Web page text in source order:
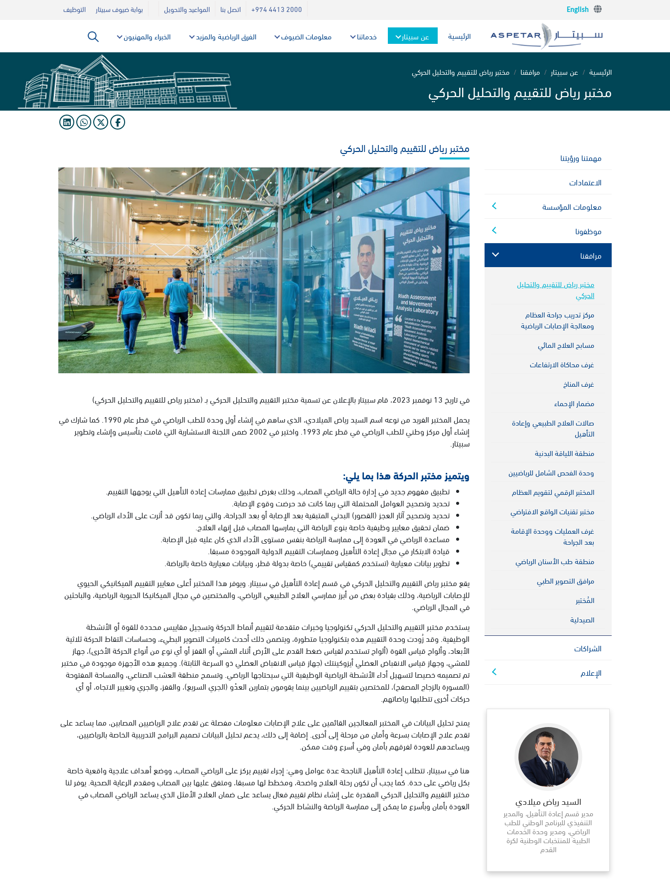
+974 4413 2000 اتصل بنا المواعيد والتحويل بوابة ضيوف سبيتار التوظيف English
الرئيسية عن سبيتار خدماتنا معلومات الضيوف الفرق الرياضية والمزيد الخبراء والمهنيون
الرئيسية عن سبيتار مرافقنا مختبر رياض للتقييم والتحليل الحركي
مختبر رياض للتقييم والتحليل الحركي
مهمتنا ورؤيتنا
الاعتمادات
معلومات المؤسسة
موظفونا
مرافقنا
مختبر رياض للتقييم والتحليل
الحركي
مركز تدريب جراحة العظام
ومعالجة الإصابات الرياضية
مسابح العلاج المائي
غرف محاكاة الارتفاعات
غرف المناخ
مضمار الإحماء
صالات العلاج الطبيعي وإعادة
التأهيل
منطقة اللياقة البدنية
وحدة الفحص الشامل للرياضيين
المختبر الرقمي لتقويم العظام
مختبر تقنيات الواقع الافتراضي
غرف العمليات ووحدة الإقامة
بعد الجراحة
منطقة طب الأسنان الرياضي
مرافق التصوير الطبي
المُختبر
الصيدلية
الشراكات
الإعلام
السيد رياض ميلادي
مدير قسم إعادة التأهيل، والمدير
التنفيذي للبرنامج الوطني للطب
الرياضي، ومدير وحدة الخدمات
الطبية للمنتخبات الوطنية لكرة
القدم
مختبر رياض للتقييم والتحليل الحركي
في تاريخ 13 نوفمبر 2023، قام سبيتار بالإعلان عن تسمية مختبر التقييم والتحليل الحركي بـ (مختبر رياض للتقييم والتحليل الحركي)
يحمل المختبر الفريد من نوعه اسم السيد رياض الميلادي، الذي ساهم في إنشاء أول وحدة للطب الرياضي في قطر عام 1990. كما شارك في
إنشاء أول مركز وطني للطب الرياضي في قطر عام 1993. واختير في 2002 ضمن اللجنة الاستشارية التي قامت بتأسيس وإنشاء وتطوير
سبيتار.
ويتميز مختبر الحركة هذا بما يلي:
تطبيق مفهوم جديد في إدارة حالة الرياضي المصاب، وذلك بغرض تطبيق ممارسات إعادة التأهيل التي يوجهها التقييم.
تحديد وتصحيح العوامل المحتملة التي ربما كانت قد حرضت وقوع الإصابة.
تحديد وتصحيح آثار العجز (القصور) البدني المتبقية بعد الإصابة أو بعد الجراحة، والتي ربما تكون قد أثرت على الأداء الرياضي.
ضمان تحقيق معايير وظيفية خاصة بنوع الرياضة التي يمارسها المصاب قبل إنهاء العلاج.
مساعدة الرياضي في العودة إلى ممارسة الرياضة بنفس مستوى الأداء الذي كان عليه قبل الإصابة.
قيادة الابتكار في مجال إعادة التأهيل وممارسات التقييم الدولية الموجودة مسبقا.
تطوير بيانات معيارية (تستخدم كمقياس تقييمي) خاصة بدولة قطر، وبيانات معيارية خاصة بالرياضة.
يقع مختبر رياض التقييم والتحليل الحركي في قسم إعادة التأهيل في سبيتار. ويوفر هذا المختبر أعلى معايير التقييم الميكانيكي الحيوي
للإصابات الرياضية، وذلك بقيادة بعض من أبرز ممارسي العلاج الطبيعي الرياضي، والمختصين في مجال الميكانيكا الحيوية الرياضية، والباحثين
في المجال الرياضي.
يستخدم مختبر التقييم والتحليل الحركي تكنولوجيا وخبرات متقدمة لتقييم أنماط الحركة وتسجيل مقاييس محددة للقوة أو الأنشطة
الوظيفية. وقد زُودت وحدة التقييم هذه بتكنولوجيا متطورة، ويتضمن ذلك أحدث كاميرات التصوير البطيء، وحساسات التقاط الحركة ثلاثية
الأبعاد، وألواح قياس القوة (ألواح تستخدم لقياس ضغط القدم على الأرض أثناء المشي أو القفز أو أي نوع من أنواع الحركة الأخرى)، جهاز
للمشي، وجهاز قياس الانقباض العضلي أيزوكينتك (جهاز قياس الانقباض العضلي ذو السرعة الثابتة). وجميع هذه الأجهزة موجودة في مختبر
تم تصميمه خصيصا لتسهيل أداء الأنشطة الرياضية الوظيفية التي سيحتاجها الرياضي. وتسمح منطقة العشب الصناعي، والمساحة المفتوحة
(المسورة بالزجاج المصفح)، للمختصين بتقييم الرياضيين بينما يقومون بتمارين العدْو (الجري السريع)، والقفز، والجري وتغيير الاتجاه، أو أي
حركات أخرى تتطلبها رياضاتهم.
يمنح تحليل البيانات في المختبر المعالجين القائمين على علاج الإصابات معلومات مفصلة عن تقدم علاج الرياضيين المصابين، مما يساعد على
تقدم علاج الإصابات بسرعة وأمان من مرحلة إلى أخرى. إضافة إلى ذلك، يدعم تحليل البيانات تصميم البرامج التدريبية الخاصة بالرياضيين،
ويساعدهم للعودة لفرقهم بأمان وفي أسرع وقت ممكن.
هنا في سبيتار، تتطلب إعادة التأهيل الناجحة عدة عوامل وهي: إجراء تقييم يركز على الرياضي المصاب، ووضع أهداف علاجية واقعية خاصة
بكل رياضي على حدة. كما يجب أن تكون رحلة العلاج واضحة، ومخطط لها مسبقا، ومتفق عليها بين المصاب ومقدم الرعاية الصحية. يوفر لنا
مختبر التقييم والتحليل الحركي المقدرة على إنشاء نظام تقييم فعال يساعد على ضمان العلاج الأمثل الذي يساعد الرياضي المصاب في
العودة بأمان وبأسرع ما يمكن إلى ممارسة الرياضة والنشاط الحركي.